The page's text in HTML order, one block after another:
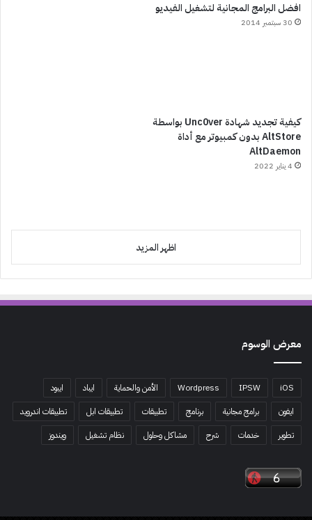
افضل البرامج المجانية لتشغيل الفيديو
30 سبتمبر 2014
كيفية تجديد شهادة Unc0ver بواسطة
AltStore بدون كمبيوتر مع أداة
AltDaemon
4 يناير 2022
اظهر المزيد
معرض الوسوم
iOS
IPSW
Wordpress الأمن والحماية ايباد
ايبود
ايفون
برامج مجانية برنامج تطبيقات تطبيقات ابل
تطبيقات اندرويد
تطوير
خدمات شرح مشاكل وحلول نظام تشغيل ويندوز